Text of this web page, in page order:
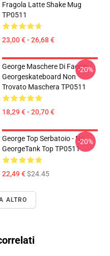
Fragola Latte Shake Mug
TP0511
23,00 € - 26,68 €
George Maschere Di Faccia -
Georgeskateboard Non
Trovato Maschera TP0511
18,29 € - 20,70 €
-20%
George Top Serbatoio - No.
GeorgeTank Top TP0511
22,49 €$24.45
-20%
ALTRO